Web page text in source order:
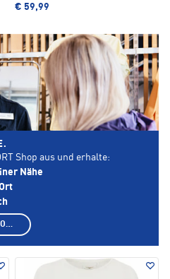
€ 59,99
Shop aus und erhalte:
Nähe
SHOP AUSWÄHLEN UND PRODUKTE ANZEIGEN